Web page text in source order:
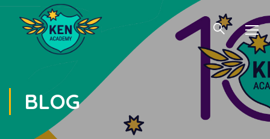
BLOG